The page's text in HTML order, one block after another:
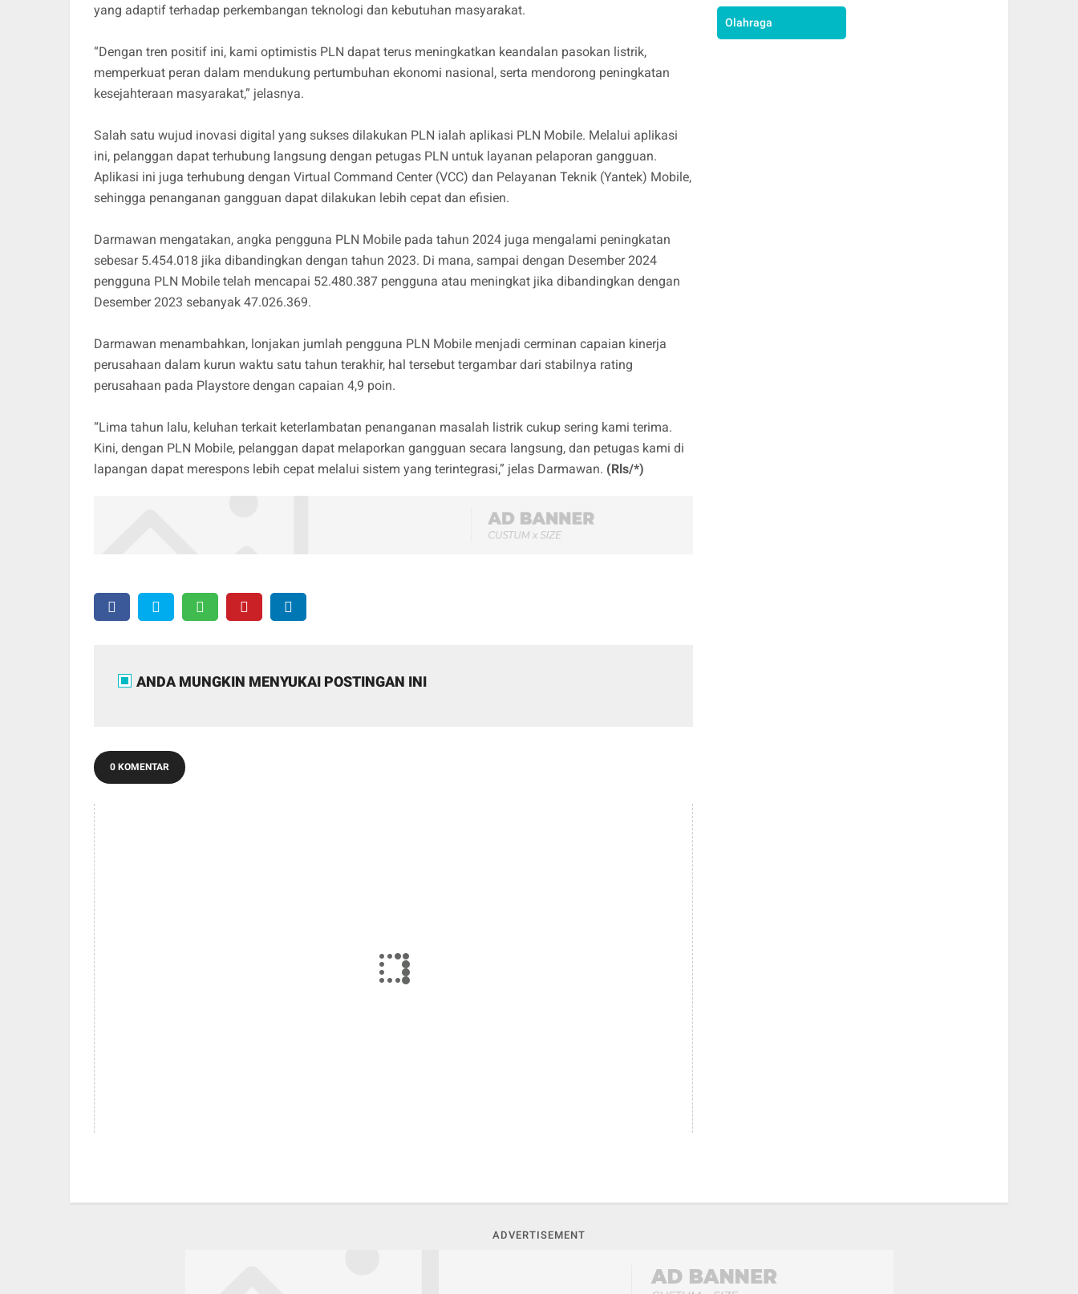
yang adaptif terhadap perkembangan teknologi dan kebutuhan masyarakat.
“Dengan tren positif ini, kami optimistis PLN dapat terus meningkatkan keandalan pasokan listrik,
memperkuat peran dalam mendukung pertumbuhan ekonomi nasional, serta mendorong peningkatan
kesejahteraan masyarakat,” jelasnya.
Salah satu wujud inovasi digital yang sukses dilakukan PLN ialah aplikasi PLN Mobile. Melalui aplikasi
ini, pelanggan dapat terhubung langsung dengan petugas PLN untuk layanan pelaporan gangguan.
Aplikasi ini juga terhubung dengan Virtual Command Center (VCC) dan Pelayanan Teknik (Yantek) Mobile,
sehingga penanganan gangguan dapat dilakukan lebih cepat dan efisien.
Darmawan mengatakan, angka pengguna PLN Mobile pada tahun 2024 juga mengalami peningkatan
sebesar 5.454.018 jika dibandingkan dengan tahun 2023. Di mana, sampai dengan Desember 2024
pengguna PLN Mobile telah mencapai 52.480.387 pengguna atau meningkat jika dibandingkan dengan
Desember 2023 sebanyak 47.026.369.
Darmawan menambahkan, lonjakan jumlah pengguna PLN Mobile menjadi cerminan capaian kinerja
perusahaan dalam kurun waktu satu tahun terakhir, hal tersebut tergambar dari stabilnya rating
perusahaan pada Playstore dengan capaian 4,9 poin.
“Lima tahun lalu, keluhan terkait keterlambatan penanganan masalah listrik cukup sering kami terima.
Kini, dengan PLN Mobile, pelanggan dapat melaporkan gangguan secara langsung, dan petugas kami di
lapangan dapat merespons lebih cepat melalui sistem yang terintegrasi,” jelas Darmawan. (Rls/*)
ANDA MUNGKIN MENYUKAI POSTINGAN INI
0 KOMENTAR
Olahraga
ADVERTISEMENT